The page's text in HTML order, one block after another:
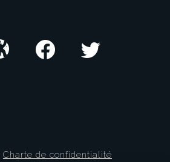
Charte de confidentialité